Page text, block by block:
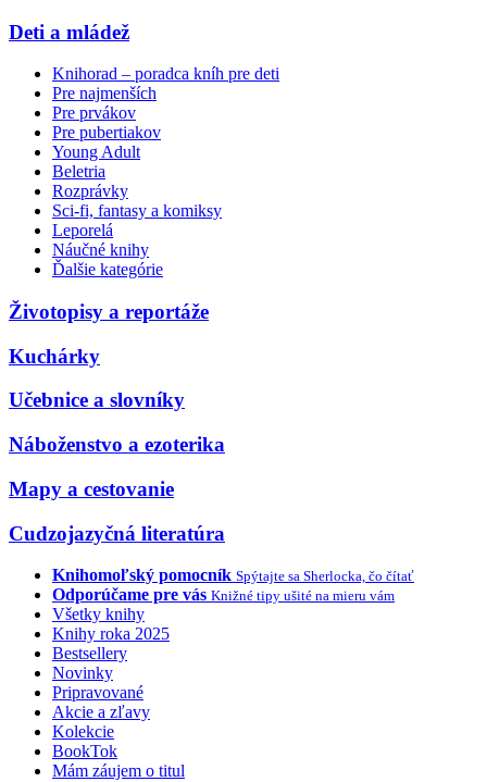
Deti a mládež
Knihorad – poradca kníh pre deti
Pre najmenších
Pre prvákov
Pre pubertiakov
Young Adult
Beletria
Rozprávky
Sci-fi, fantasy a komiksy
Leporelá
Náučné knihy
Ďalšie kategórie
Životopisy a reportáže
Kuchárky
Učebnice a slovníky
Náboženstvo a ezoterika
Mapy a cestovanie
Cudzojazyčná literatúra
Knihomoľský pomocník Spýtajte sa Sherlocka, čo čítať
Odporúčame pre vás Knižné tipy ušité na mieru vám
Všetky knihy
Knihy roka 2025
Bestsellery
Novinky
Pripravované
Akcie a zľavy
Kolekcie
BookTok
Mám záujem o titul